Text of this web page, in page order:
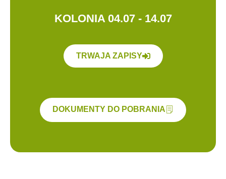
KOLONIA 04.07 - 14.07
TRWAJA ZAPISY
DOKUMENTY DO POBRANIA